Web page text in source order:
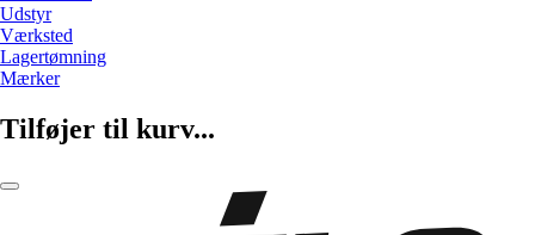
Udstyr
Værksted
Lagertømning
Mærker
Tilføjer til kurv...